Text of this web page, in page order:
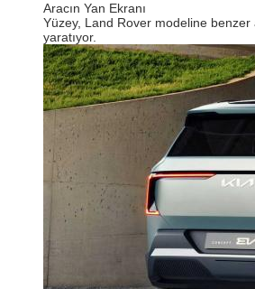
Aracın Yan Ekranı
Yüzey, Land Rover modeline benzer
yaratıyor.